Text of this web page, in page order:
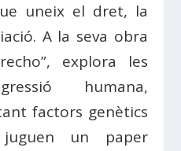
uneix el dret, la
A la seva obra
explora les
humana,
factors genètics
un paper